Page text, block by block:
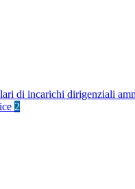
di incarichi dirigenziali
2